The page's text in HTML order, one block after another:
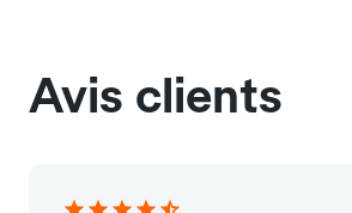
Avis clients